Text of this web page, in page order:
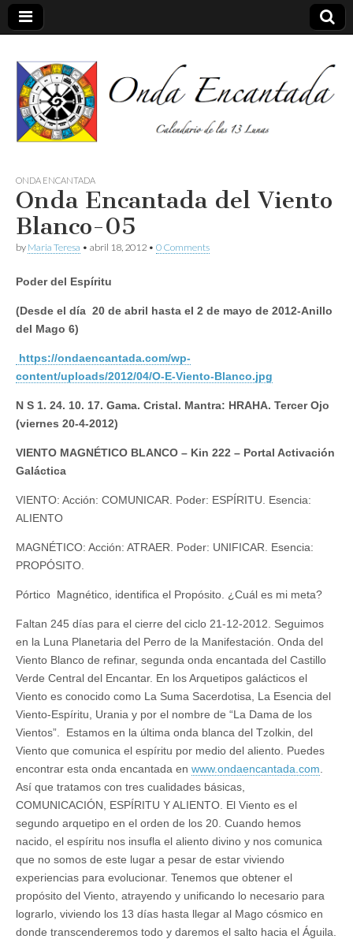
Onda
encantada
ONDA ENCANTADA
Onda Encantada del Viento
Blanco-05
by Maria Teresa • abril 18, 2012 • 0 Comments
Poder del Espíritu
(Desde el día 20 de abril hasta el 2 de mayo de 2012-Anillo
del Mago 6)
https://ondaencantada.com/wp-
content/uploads/2012/04/O-E-Viento-Blanco.jpg
N S 1. 24. 10. 17. Gama. Cristal. Mantra: HRAHA. Tercer Ojo
(viernes 20-4-2012)
VIENTO MAGNÉTICO BLANCO – Kin 222 – Portal Activación
Galáctica
VIENTO: Acción: COMUNICAR. Poder: ESPÍRITU. Esencia:
ALIENTO
MAGNÉTICO: Acción: ATRAER. Poder: UNIFICAR. Esencia:
PROPÓSITO.
Pórtico Magnético, identifica el Propósito. ¿Cuál es mi meta?
Faltan 245 días para el cierre del ciclo 21-12-2012. Seguimos
en la Luna Planetaria del Perro de la Manifestación. Onda del
Viento Blanco de refinar, segunda onda encantada del Castillo
Verde Central del Encantar. En los Arquetipos galácticos el
Viento es conocido como La Suma Sacerdotisa, La Esencia del
Viento-Espíritu, Urania y por el nombre de “La Dama de los
Vientos”. Estamos en la última onda blanca del Tzolkin, del
Viento que comunica el espíritu por medio del aliento. Puedes
encontrar esta onda encantada en www.ondaencantada.com
Así que tratamos con tres cualidades básicas,
COMUNICACIÓN, ESPÍRITU Y ALIENTO. El Viento es el
segundo arquetipo en el orden de los 20. Cuando hemos
nacido, el espíritu nos insufla el aliento divino y nos comunica
que no somos de este lugar a pesar de estar viviendo
experiencias para evolucionar. Tenemos que obtener el
propósito del Viento, atrayendo y unificando lo necesario para
lograrlo, viviendo los 13 días hasta llegar al Mago cósmico en
donde transcenderemos todo y daremos el salto hacia el Águila.